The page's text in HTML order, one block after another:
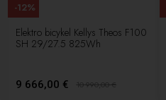
Elektro bicykel Kellys Theos F100
SH 29/27.5 825Wh
9 666,00 € 10 990,00€
-12%